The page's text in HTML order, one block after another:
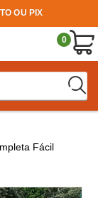
OU PIX
0
Fácil